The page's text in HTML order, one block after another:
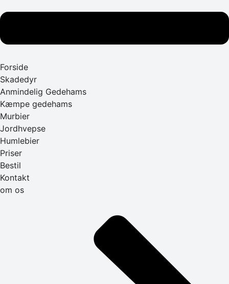
Forside
Skadedyr
Anmindelig Gedehams
Kæmpe gedehams
Murbier
Jordhvepse
Humlebier
Priser
Bestil
Kontakt
om os